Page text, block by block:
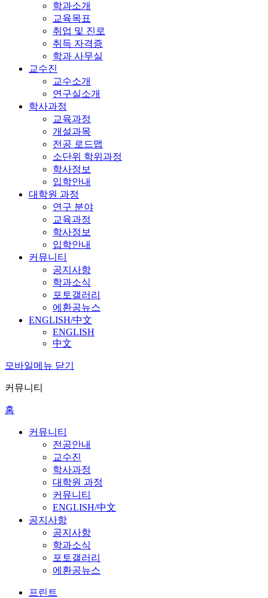
학과소개
교육목표
취업 및 진로
취득 자격증
학과 사무실
교수진
교수소개
연구실소개
학사과정
교육과정
개설과목
전공 로드맵
소단위 학위과정
학사정보
입학안내
대학원 과정
연구 분야
교육과정
학사정보
입학안내
커뮤니티
공지사항
학과소식
포토갤러리
에환공뉴스
ENGLISH/中文
ENGLISH
中文
모바일메뉴 닫기
커뮤니티
홈
커뮤니티
전공안내
교수진
학사과정
대학원 과정
커뮤니티
ENGLISH/中文
공지사항
공지사항
학과소식
포토갤러리
에환공뉴스
프린트